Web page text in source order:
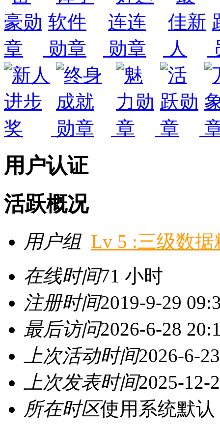
用户认证
活跃概况
用户组 Lv 5 :三级数据
在线时间71 小时
注册时间2019-9-29
最后访问2026-6-28
上次活动时间2026-6-
上次发表时间2025-12-
所在时区使用系统默认